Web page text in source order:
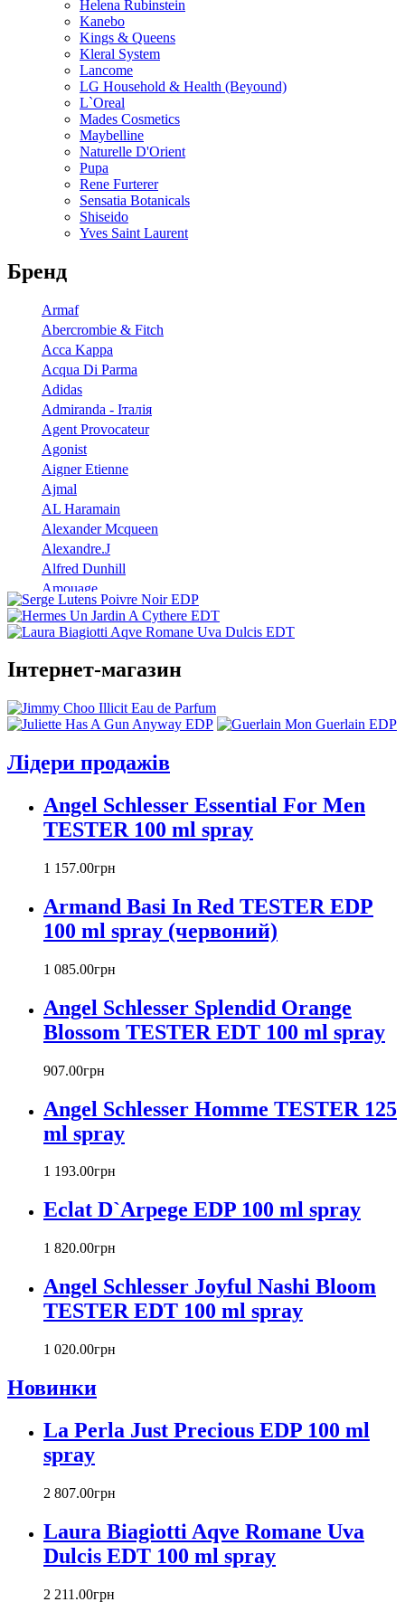
Helena Rubinstein
Kanebo
Kings & Queens
Kleral System
Lancome
LG Household & Health (Beyound)
L`Oreal
Mades Cosmetics
Maybelline
Naturelle D'Orient
Pupa
Rene Furterer
Sensatia Botanicals
Shiseido
Yves Saint Laurent
Бренд
Armaf
Abercrombie & Fitch
Acca Kappa
Acqua Di Parma
Adidas
Admiranda - Італія
Agent Provocateur
Agonist
Aigner Etienne
Ajmal
AL Haramain
Alexander Mcqueen
Alexandre.J
Alfred Dunhill
Amouage
Angel Schlesser
Anna Sui
Annick Goutal
Aramis
Armand Basi
Azzaro
Baldinini
Banana Republic
Betty Barclay
Bill Blass
Biotherm
Blumarine
Bond № 9
Boucheron
Bourjois
Britney Spears
Bruno Banani
Bvlgari
Byblos
Byredo
Cacharel
Canali
Carla Fracci
Carlos Moya
Caron
Cartier
Chanel
Charriol
Chloe
Christian Audigier
Christian Dior
Christian Lacroix
Cindy Crawford
Clinique
Clive Christian
CnR Create
Comme Des Garcons
Інтернет-магазин
Лідери продажів
Angel Schlesser Essential For Men
TESTER 100 ml spray
1 157.00грн
Armand Basi In Red TESTER EDP
100 ml spray (червоний)
1 085.00грн
Angel Schlesser Splendid Orange
Blossom TESTER EDT 100 ml spray
907.00грн
Angel Schlesser Homme TESTER 125
ml spray
1 193.00грн
Eclat D`Arpege EDP 100 ml spray
1 820.00грн
Angel Schlesser Joyful Nashi Bloom
TESTER EDT 100 ml spray
1 020.00грн
Новинки
La Perla Just Precious EDP 100 ml
spray
2 807.00грн
Laura Biagiotti Aqve Romane Uva
Dulcis EDT 100 ml spray
2 211 .00грн